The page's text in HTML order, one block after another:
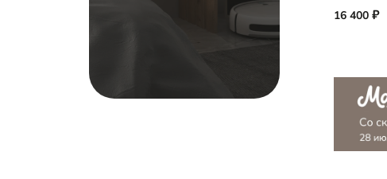
16 400